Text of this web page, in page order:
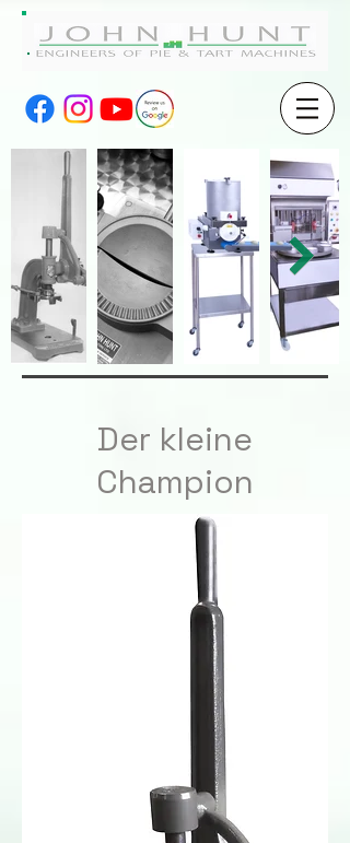
Der kleine
Champion